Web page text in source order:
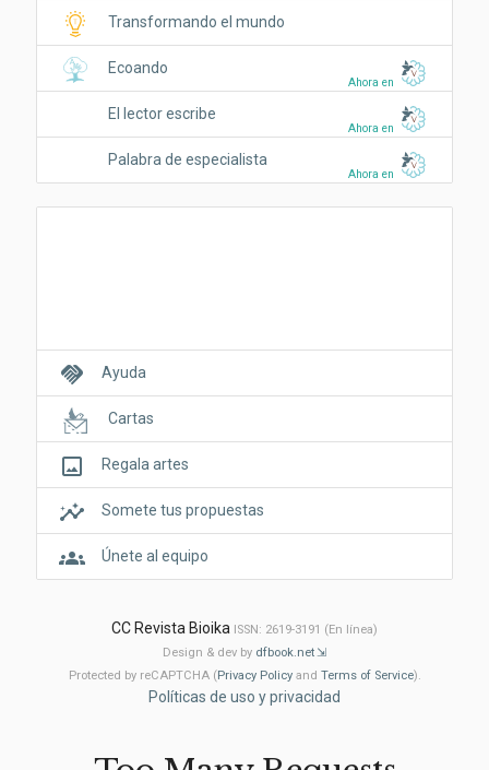
Transformando el mundo
Ahora en
Ecoando
Ahora en
El lector escribe
Ahora en
Palabra de especialista
handshake Ayuda
Cartas
crop_original Regala artes
insights Somete tus propuestas
groups Únete al equipo
CC Revista Bioika ISSN: 2619-3191 (En línea)
Design & dev by dfbook.net
Protected by reCAPTCHA (Privacy Policyand Terms of Service).
Políticas de uso y privacidad